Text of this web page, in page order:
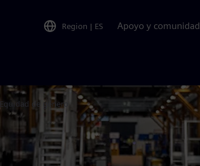
Region | ES Apoyo y comunidad
Equidad de género